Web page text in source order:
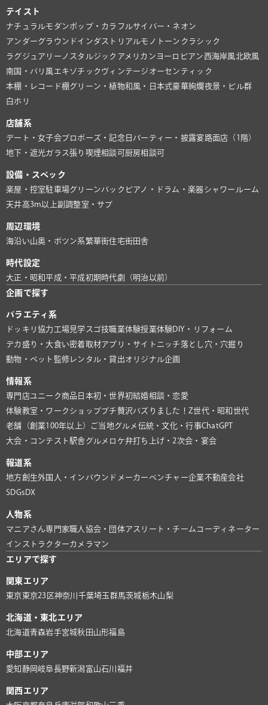
テイスト
ナチュラルモダンポップ・カラフルサイバー・ネオン
アンダーグラウンド インダストリアルモノトーン クラシック
ラグジュアリー ノスタルジック アメリカン ヨーロピアン西海岸風北欧風
南国・バリ風 エキゾチック ヴィンテージ オーセンティック
本棚・レコード棚グリーン・植物和風・日本式豪華絢爛夜景・ビル群
白ホリ
店舗系
デート・女子会プロポーズ・記念日 パーティー・披露宴路面店（1階）
地下・遮光ガラス張り 喫煙相談可厨房相談可
設備・スペック
楽屋・控室駐車場グリーンバック ピアノ・ドラム・楽器シャワールーム
天井高3m以上副調整室・サブ
周辺環境
海沿い山奥・ポツン系繁華街住宅街田舎
時代設定
大正・昭和平成・平成初期時代劇（明治以前）
企画で探す
バラエティ系
ドッキリ協力 工場見学 スゴ技職業体験授業体験DIY・リフォーム
デカ盛り・大食い密着取材アプリ・サイト ニッチ落とし穴・穴掘り
動物・ペット 監修レンタル・貸出オリジナル企画
情報系
専門店ユニーク商品 日本初・世界初結婚相談・恋愛
体験教室・ワークショッププチ贅沢バズりました！ Z世代・昭和世代
老舗（創業100年以上）
ご当地グルメ 伝統・文化・行事ChatGPT
大会・コンテスト 駅舎グルメ ロケ弁打ち上げ・2次会・宴会
報道系
地方創生外国人・インバウンド メーカー ベンチャー企業不動産会社
SDGsDX
人物系
マニアさん専門家職人 協会・団体アスリート・チーム コーディネーター
インストラクターカメラマン
エリアで探す
関東エリア
東京東京23区神奈川 千葉埼玉群馬茨城栃木山梨
北海道・東北エリア
北海道青森岩手宮城秋田 山形福島
中部エリア
愛知 静岡 岐阜長野新潟富山石川 福井
関西エリア